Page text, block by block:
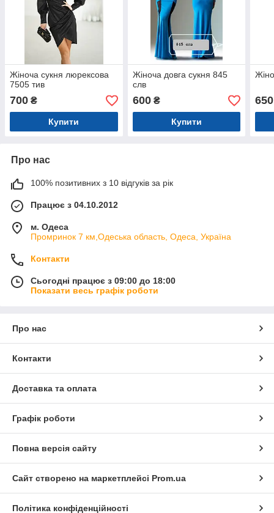
Жіноча сукня люрексова
7505 тив
700 ₴
Купити
Жіноча довга сукня 845
слв
600₴
Купити
650
Про нас
100% позитивних з 10 відгуків за рік
Працює з 04.10.2012
м. Одеса
Промринок 7 км,Одеська область, Одеса, Україна
Контакти
Сьогодні працює з 09:00 до 18:00
Показати весь графік роботи
Про нас
Контакти
Доставка та оплата
Графік роботи
Повна версія сайту
Сайт створено на маркетплейсі Prom.ua
Політика конфіденційності